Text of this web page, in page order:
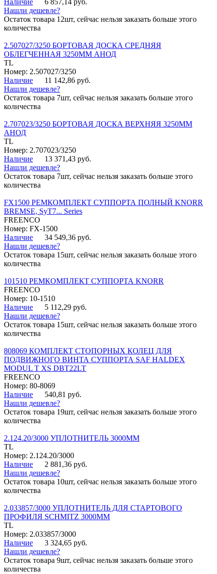
Наличие
6 857,14 руб.
Нашли дешевле?
Остаток товара 12шт, сейчас нельзя заказать больше этого
количества
2.507027/3250 БОРТОВАЯ ДОСКА СРЕДНЯЯ
ОБЛЕГЧЕННАЯ 3250ММ АНОД
TL
Номер: 2.507027/3250
Наличие
11 142,86 руб.
Нашли дешевле?
Остаток товара 7шт, сейчас нельзя заказать больше этого
количества
2.707023/3250 БОРТОВАЯ ДОСКА ВЕРХНЯЯ 3250ММ
АНОД
TL
Номер: 2.707023/3250
Наличие
13 371,43 руб.
Нашли дешевле?
Остаток товара 7шт, сейчас нельзя заказать больше этого
количества
FX1500 РЕМКОМПЛЕКТ СУППОРТА ПОЛНЫЙ KNORR
BREMSE, SyT7... Series
FREENCO
Номер: FX-1500
Наличие
34 549,36 руб.
Нашли дешевле?
Остаток товара 15шт, сейчас нельзя заказать больше этого
количества
101510 РЕМКОМПЛЕКТ СУППОРТА KNORR
FREENCO
Номер: 10-1510
Наличие
5 112,29 руб.
Нашли дешевле?
Остаток товара 15шт, сейчас нельзя заказать больше этого
количества
808069 КОМПЛЕКТ СТОПОРНЫХ КОЛЕЦ ДЛЯ
ПОДВИЖНОГО ВИНТА СУППОРТА SAF HALDEX
MODUL T XS DBT22LT
FREENCO
Номер: 80-8069
Наличие
540,81 руб.
Нашли дешевле?
Остаток товара 19шт, сейчас нельзя заказать больше этого
количества
2.124.20/3000 УПЛОТНИТЕЛЬ 3000ММ
TL
Номер: 2.124.20/3000
Наличие
2 881,36 руб.
Нашли дешевле?
Остаток товара 10шт, сейчас нельзя заказать больше этого
количества
2.033857/3000 УПЛОТНИТЕЛЬ ДЛЯ СТАРТОВОГО
ПРОФИЛЯ SCHMITZ 3000ММ
TL
Номер: 2.033857/3000
Наличие
3 324,65 руб.
Нашли дешевле?
Остаток товара 9шт, сейчас нельзя заказать больше этого
количества